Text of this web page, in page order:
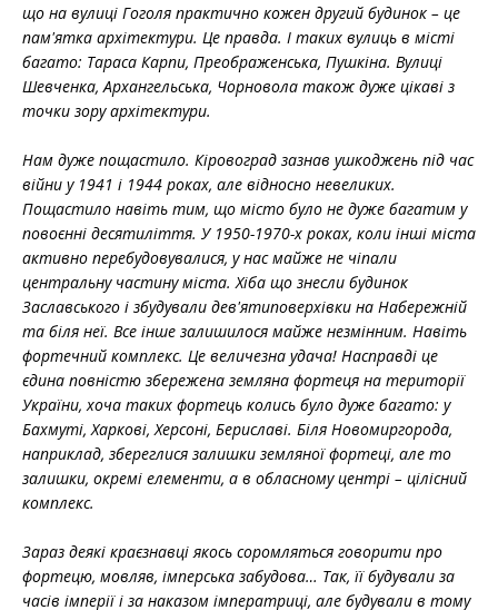
що на вулиці Гоголя практично кожен другий будинок – це
пам'ятка архітектури. Це правда. І таких вулиць в місті
багато: Тараса Карпи, Преображенська, Пушкіна. Вулиці
Шевченка, Архангельська, Чорновола також дуже цікаві з
точки зору архітектури.
Нам дуже пощастило. Кіровоград зазнав ушкоджень під час
війни у 1941 і 1944 роках, але відносно невеликих.
Пощастило навіть тим, що місто було не дуже багатим у
повоєнні десятиліття. У 1950-1970-х роках, коли інші міста
активно перебудовувалися, у нас майже не чіпали
центральну частину міста. Хіба що знесли будинок
Заславського і збудували дев'ятиповерхівки на Набережній
та біля неї. Все інше залишилося майже незмінним. Навіть
фортечний комплекс. Це величезна удача! Насправді це
єдина повністю збережена земляна фортеця на території
України, хоча таких фортець колись було дуже багато: у
Бахмуті, Харкові, Херсоні, Бериславі. Біля Новомиргорода,
наприклад, збереглися залишки земляної фортеці, але то
залишки, окремі елементи, а в обласному центрі – цілісний
комплекс.
Зараз деякі краєзнавці якось соромляться говорити про
фортецю, мовляв, імперська забудова… Так, її будували за
часів імперії і за наказом імператриці, але будували в тому